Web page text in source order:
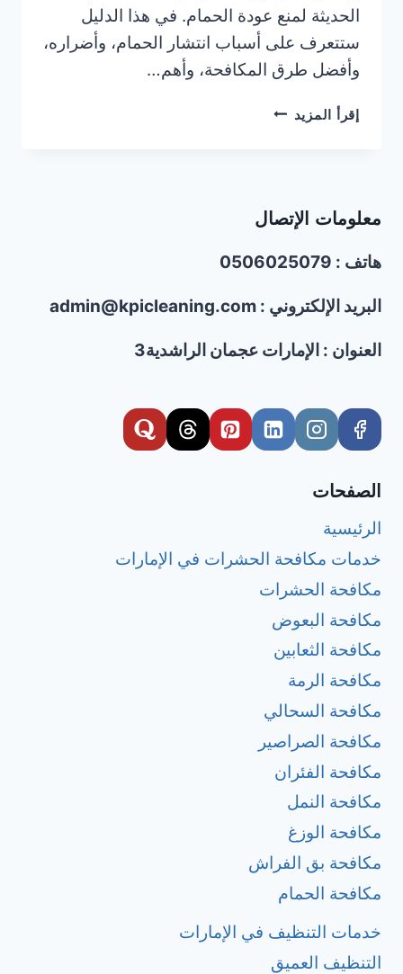
الحديثة لمنع عودة الحمام. في هذا الدليل
ستتعرف على أسباب انتشار الحمام، وأضراره،
وأفضل طرق المكافحة، وأهم…
إقرأ المزيد شركة
القيوين/0506025079
معلومات الإتصال
هاتف : 0506025079
البريد الإلكتروني : admin@kpicleaning.com
العنوان : الإمارات عجمان الراشدية3
الصفحات
الرئيسية
خدمات مكافحة الحشرات في الإمارات
مكافحة الحشرات
مكافحة البعوض
مكافحة الثعابين
مكافحة الرمة
مكافحة السحالي
مكافحة الصراصير
مكافحة الفئران
مكافحة النمل
مكافحة الوزغ
مكافحة بق الفراش
مكافحة الحمام
خدمات التنظيف في الإمارات
التنظيف العميق